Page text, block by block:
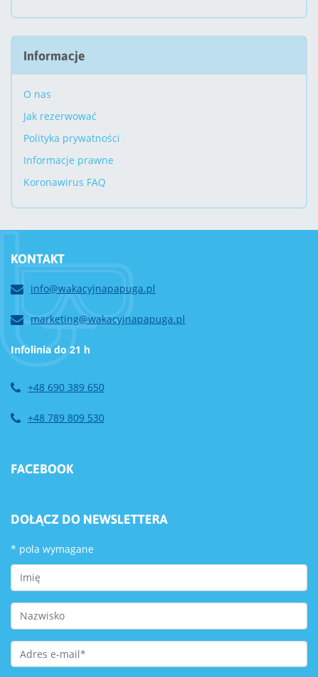
Informacje
O nas
Jak rezerwować
Polityka prywatności
Informacje prawne
Koronawirus FAQ
KONTAKT
info@wakacyjnapapuga.pl
marketing@wakacyjnapapuga.pl
Infolinia do 21 h
+48 690 389 650
+48 789 809 530
FACEBOOK
DOŁĄCZ DO NEWSLETTERA
* pola wymagane
First Name
Last Name
Email Address *